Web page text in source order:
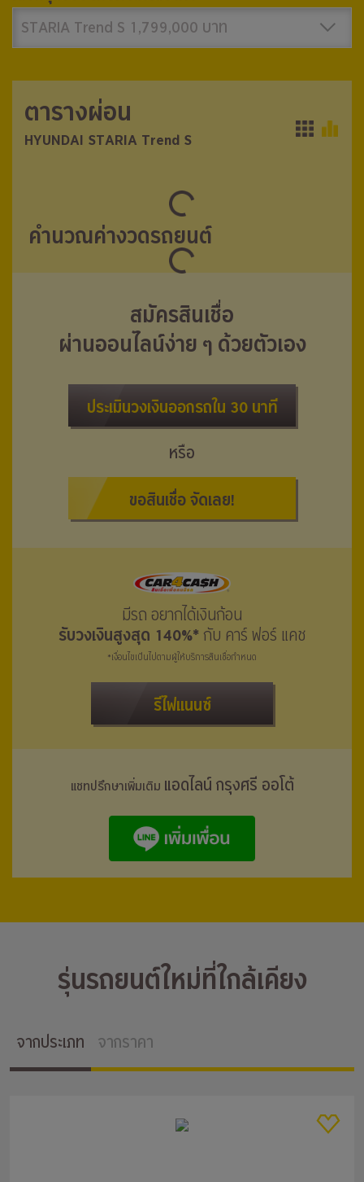
STARIA Trend S 1,799,000 บาท
ตารางผ่อน
HYUNDAI STARIA Trend S
ตารางผ่อน
HYUNDAI STARIA Trend S
คำนวณค่างวดรถยนต์
สมัครสินเชื่อ
ผ่านออนไลน์ง่าย ๆ ด้วยตัวเอง
ประเมินวงเงินออกรถใน 30 นาที
หรือ
ขอสินเชื่อ จัดเลย!
มีรถ อยากได้เงินก้อน
รับวงเงินสูงสุด 140%* กับ คาร์ ฟอร์ แคช
*เงื่อนไขเป็นไปตามผู้ให้บริการสินเชื่อกำหนด
รีไฟแนนซ์
แชทปรึกษาเพิ่มเติม แอดไลน์ กรุงศรี ออโต้
รุ่นรถยนต์ใหม่ที่ใกล้เคียง
จากประเภท จากราคา